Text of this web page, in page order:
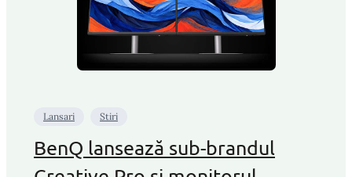
Lansari Stiri
BenQ lansează sub-brandul